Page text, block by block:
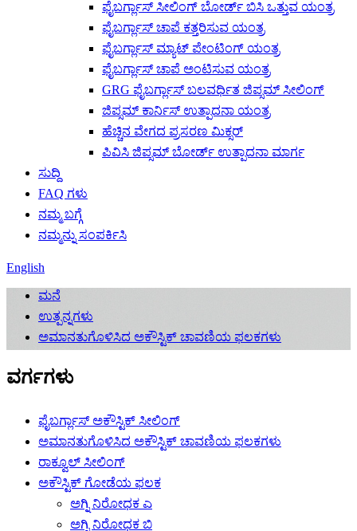
ಫೈಬರ್ಗ್ಲಾಸ್ ಸೀಲಿಂಗ್ ಬೋರ್ಡ್ ಬಿಸಿ ಒತ್ತುವ ಯಂತ್ರ
ಫೈಬರ್ಗ್ಲಾಸ್ ಚಾಪೆ ಕತ್ತರಿಸುವ ಯಂತ್ರ
ಫೈಬರ್ಗ್ಲಾಸ್ ಮ್ಯಾಟ್ ಪೇಂಟಿಂಗ್ ಯಂತ್ರ
ಫೈಬರ್ಗ್ಲಾಸ್ ಚಾಪೆ ಅಂಟಿಸುವ ಯಂತ್ರ
GRG ಫೈಬರ್ಗ್ಲಾಸ್ ಬಲವರ್ಧಿತ ಜಿಪ್ಸಮ್ ಸೀಲಿಂಗ್
ಜಿಪ್ಸಮ್ ಕಾರ್ನಿಸ್ ಉತ್ಪಾದನಾ ಯಂತ್ರ
ಹೆಚ್ಚಿನ ವೇಗದ ಪ್ರಸರಣ ಮಿಕ್ಸರ್
ಪಿವಿಸಿ ಜಿಪ್ಸಮ್ ಬೋರ್ಡ್ ಉತ್ಪಾದನಾ ಮಾರ್ಗ
ಸುದ್ದಿ
FAQ ಗಳು
ನಮ್ಮ ಬಗ್ಗೆ
ನಮ್ಮನ್ನು ಸಂಪರ್ಕಿಸಿ
English
ಮನೆ
ಉತ್ಪನ್ನಗಳು
ಅಮಾನತುಗೊಳಿಸಿದ ಅಕೌಸ್ಟಿಕ್ ಚಾವಣಿಯ ಫಲಕಗಳು
ವರ್ಗಗಳು
ಫೈಬರ್ಗ್ಲಾಸ್ ಅಕೌಸ್ಟಿಕ್ ಸೀಲಿಂಗ್
ಅಮಾನತುಗೊಳಿಸಿದ ಅಕೌಸ್ಟಿಕ್ ಚಾವಣಿಯ ಫಲಕಗಳು
ರಾಕ್ವೂಲ್ ಸೀಲಿಂಗ್
ಅಕೌಸ್ಟಿಕ್ ಗೋಡೆಯ ಫಲಕ
ಅಗ್ನಿ ನಿರೋಧಕ ಎ
ಅಗ್ನಿ ನಿರೋಧಕ ಬಿ